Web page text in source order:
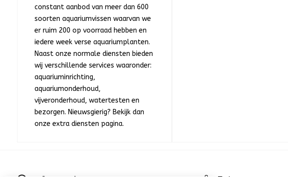
constant aanbod van meer dan 600
soorten aquariumvissen waarvan we
er ruim 200 op voorraad hebben en
iedere week verse aquariumplanten.
Naast onze normale diensten bieden
wij verschillende services waaronder:
aquariuminrichting,
aquariumonderhoud,
vijveronderhoud, watertesten en
bezorgen. Nieuwsgierig? Bekijk dan
onze extra diensten pagina.